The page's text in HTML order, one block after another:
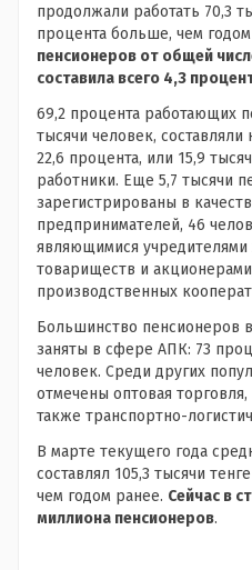
продолжали работать 70,3
процента больше, чем
пенсионеров от общей
составила всего 4,3
69,2 процента работающих
тысячи человек,
22,6 процента, или 15,9
работники. Еще 5,7 тысячи
зарегистрированы в
предпринимателей, 46
являющимися учредителями
товариществ и
производственных
Большинство пенсионеров
заняты в сфере АПК: 73
человек. Среди других
отмечены оптовая
также транспортно-
В марте текущего года
составлял 105,3 тысячи
чем годом ранее. Сейчас в
миллиона пенсионеров.